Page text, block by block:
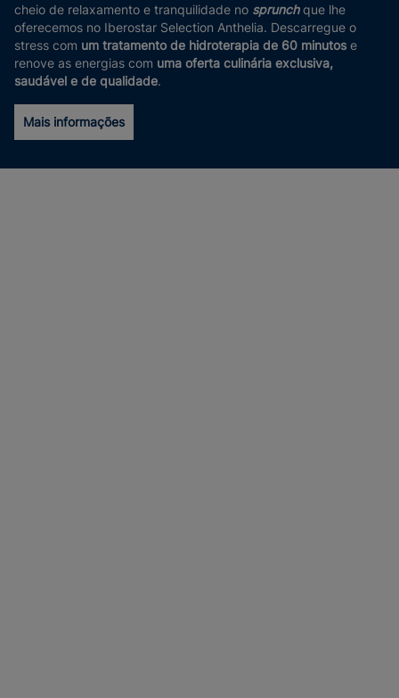
cheio de relaxamento e tranquilidade no sprunchque lhe
oferecemos no Iberostar Selection Anthelia. Descarregue o
stress com um tratamento de hidroterapia de 60 minutos e
renove as energias com uma oferta culinária exclusiva,
saudável e de qualidade.
Mais informações